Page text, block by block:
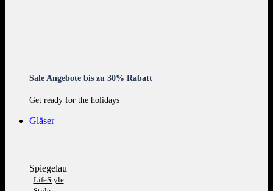
Sale Angebote bis zu 30% Rabatt
Get ready for the holidays
Gläser
Spiegelau
LifeStyle